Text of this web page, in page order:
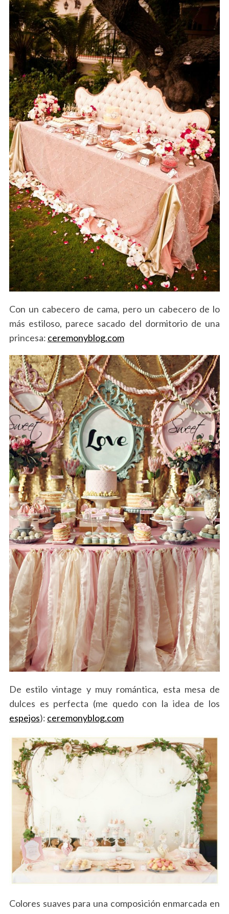
Con un cabecero de cama, pero un cabecero de lo
más estiloso, parece sacado del dormitorio de una
princesa: ceremonyblog.com
De estilo vintage y muy romántica, esta mesa de
dulces es perfecta (me quedo con la idea de los
espejos): ceremonyblog.com
Colores suaves para una composición enmarcada en